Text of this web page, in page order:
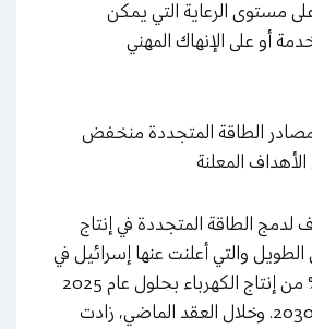
مستوى الرعاية التي يمكن
أو على الإنهاك المهني
مصادر الطاقة المتجددة منخفض
المعلنة
الطاقة المتجددة في إنتاج
الطويل والتي أعلنت عنها إسرائيل في
عام 2022 إلى 20% من إنتاج الكهرباء بحلول عام 2025
و30% بحلول عام 2030. وخلال العقد الماضي، زادت